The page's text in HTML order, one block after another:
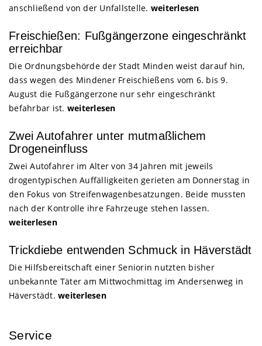
anschließend von der Unfallstelle. weiterlesen
Freischießen: Fußgängerzone eingeschränkt
erreichbar
Die Ordnungsbehörde der Stadt Minden weist darauf hin,
dass wegen des Mindener Freischießens vom 6. bis 9.
August die Fußgängerzone nur sehr eingeschränkt
befahrbar ist. weiterlesen
Zwei Autofahrer unter mutmaßlichem
Drogeneinfluss
Zwei Autofahrer im Alter von 34 Jahren mit jeweils
drogentypischen Auffälligkeiten gerieten am Donnerstag in
den Fokus von Streifenwagenbesatzungen. Beide mussten
nach der Kontrolle ihre Fahrzeuge stehen lassen.
weiterlesen
Trickdiebe entwenden Schmuck in Häverstädt
Die Hilfsbereitschaft einer Seniorin nutzten bisher
unbekannte Täter am Mittwochmittag im Andersenweg in
Häverstädt. weiterlesen
Service